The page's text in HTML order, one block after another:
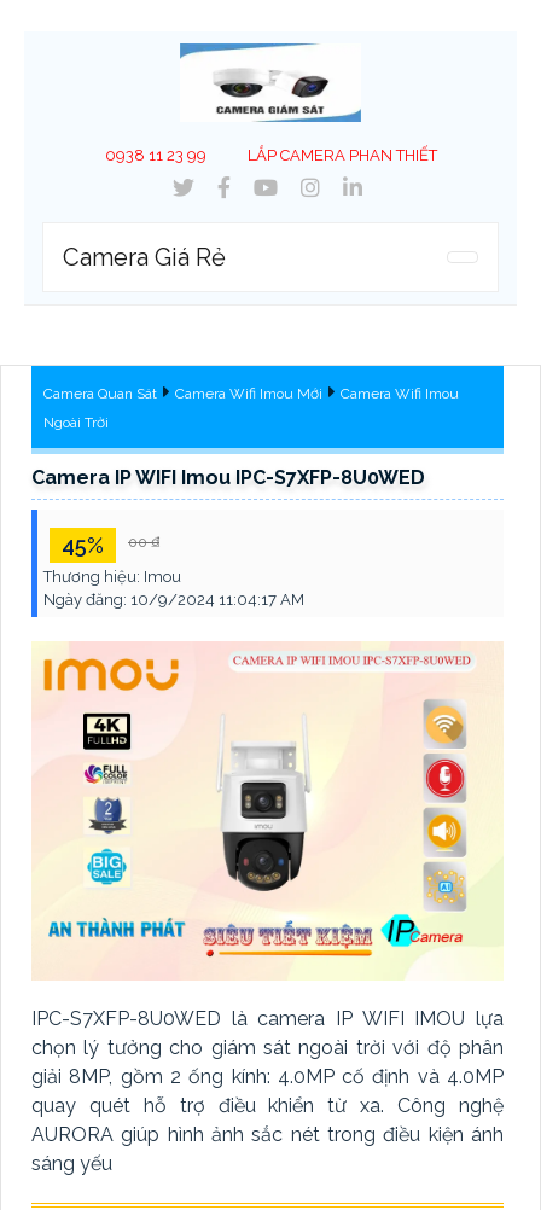
0938 11 23 99 LẮP CAMERA PHAN THIẾT
Camera Giá Rẻ
Camera Quan Sát Camera Wifi Imou Mới
Camera Wifi Imou
Ngoài Trời
Camera IP WIFI Imou IPC-S7XFP-8U0WED
45% 00 ₫
Thương hiệu: Imou
Ngày đăng: 10/9/2024 11:04:17 AM
IPC-S7XFP-8U0WED là camera IP WIFI IMOU lựa
chọn lý tưởng cho giám sát ngoài trời với độ phân
giải 8MP, gồm 2 ống kính: 4.0MP cố định và 4.0MP
quay quét hỗ trợ điều khiển từ xa. Công nghệ
AURORA giúp hình ảnh sắc nét trong điều kiện ánh
sáng yếu